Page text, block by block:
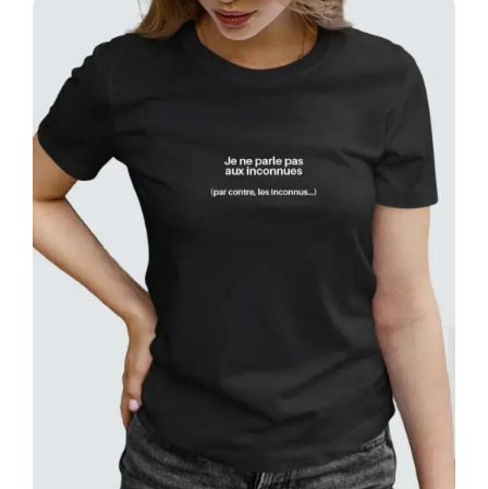
Mon compte